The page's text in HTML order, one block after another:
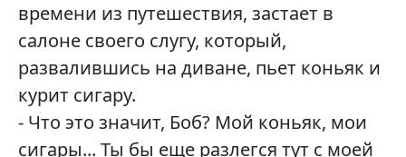
времени из путешествия, застает в
салоне своего слугу, который,
развалившись на диване, пьет коньяк и
курит сигару.
- Что это значит, Боб? Мой коньяк, мои
сигары... Ты бы еще разлегся тут с моей